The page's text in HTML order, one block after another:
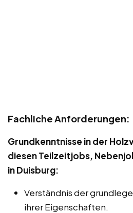
Fachliche Anforderungen:
Grundkenntnisse in der
diesen Teilzeitjobs,
in Duisburg:
Verständnis der
ihrer Eigenschaften.